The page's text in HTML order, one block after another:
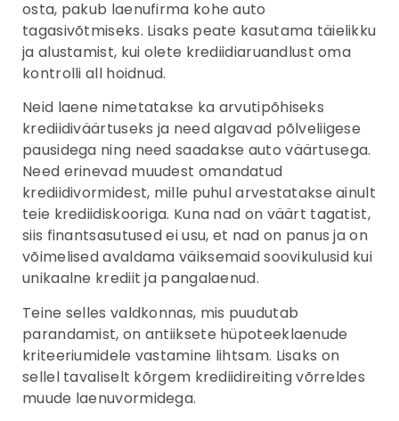
osta, pakub laenufirma kohe auto
tagasivõtmiseks. Lisaks peate kasutama täielikku
ja alustamist, kui olete krediidiaruandlust oma
kontrolli all hoidnud.
Neid laene nimetatakse ka arvutipõhiseks
krediidiväärtuseks ja need algavad põlveliigese
pausidega ning need saadakse auto väärtusega.
Need erinevad muudest omandatud
krediidivormidest, mille puhul arvestatakse ainult
teie krediidiskooriga. Kuna nad on väärt tagatist,
siis finantsasutused ei usu, et nad on panus ja on
võimelised avaldama väiksemaid soovikulusid kui
unikaalne krediit ja pangalaenud.
Teine selles valdkonnas, mis puudutab
parandamist, on antiiksete hüpoteeklaenude
kriteeriumidele vastamine lihtsam. Lisaks on
sellel tavaliselt kõrgem krediidireiting võrreldes
muude laenuvormidega.